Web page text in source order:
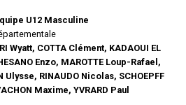
U12 Masculine
Wyatt, COTTA Clément, KADAOUI EL
Enzo, MAROTTE Loup-Rafael,
Ulysse, RINAUDO Nicolas, SCHOEPFF
Maxime, YVRARD Paul